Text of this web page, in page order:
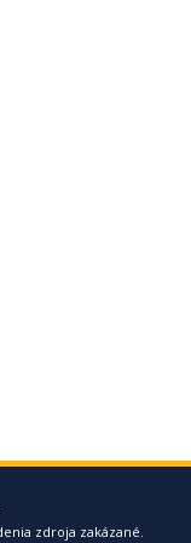
zdroja zakázané.